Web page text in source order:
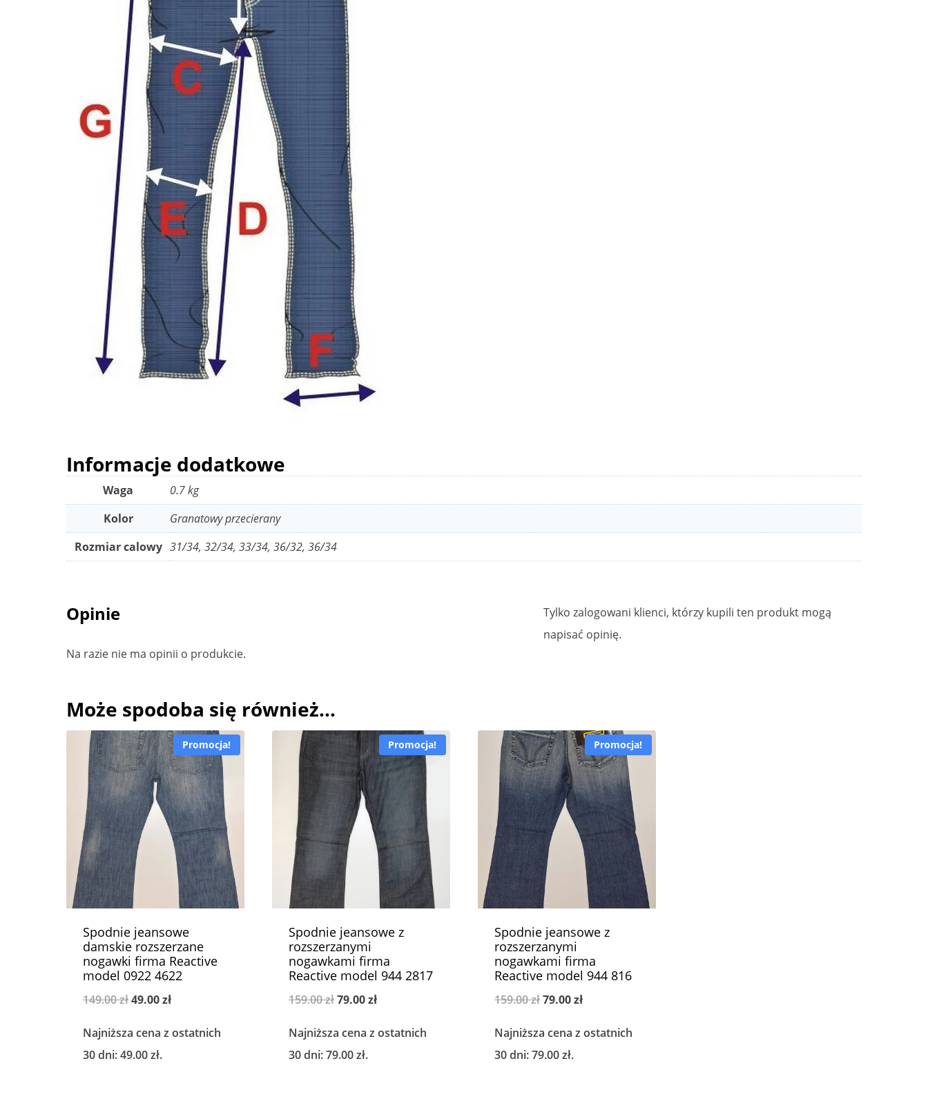
Informacje dodatkowe
Waga
0.7 kg
Kolor
Granatowy przecierany
Rozmiar calowy 31/34, 32/34, 33/34, 36/32, 36/34
Opinie
Na razie nie ma opinii o produkcie.
Tylko zalogowani klienci, którzy kupili ten produkt mogą
napisać opinię.
Może spodoba się również…
Promocja!
Spodnie jeansowe
damskie rozszerzane
nogawki firma Reactive
model 0922 4622
149.00złPierwotna
49.00złAktualna
Najniższa cena z ostatnich
30 dni:49.00zł.
Promocja!
Spodnie jeansowe z
rozszerzanymi
nogawkami firma
Reactive model 944 2817
159.00złPierwotna
79.00złAktualna
Najniższa cena z ostatnich
30 dni:79.00zł.
Promocja!
Spodnie jeansowe z
rozszerzanymi
nogawkami firma
Reactive model 944 816
159.00złPierwotna
79.00złAktualna
Najniższa cena z ostatnich
30 dni:79.00zł.